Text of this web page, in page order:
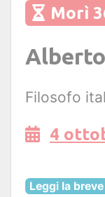
Morì
Filosofo
4
Leggi la